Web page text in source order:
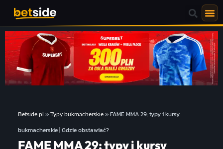
Betside.pl » Typy bukmacherskie»FAME MMA 29: typy i kursy
bukmacherskie | Gdzie obstawiać?
FAME MMA 29: typy i kursy